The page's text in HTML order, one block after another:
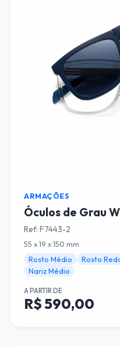
ARMAÇÕES
Óculos de Grau
Ref: F7443-2
55 x 19 x 150 mm
Rosto Médio
Rosto
Nariz Médio
A PARTIR DE
R$ 590,00